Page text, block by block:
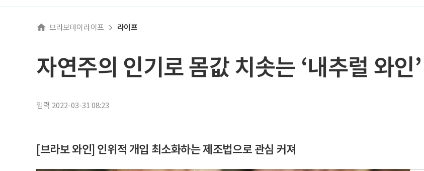
브라보마이라이프 라이프
자연주의 인기로 몸값 치솟는 ‘내추럴 와인’
입력 2022-03-31 08:23
[브라보 와인] 인위적 개입 최소화하는 제조법으로 관심 커져